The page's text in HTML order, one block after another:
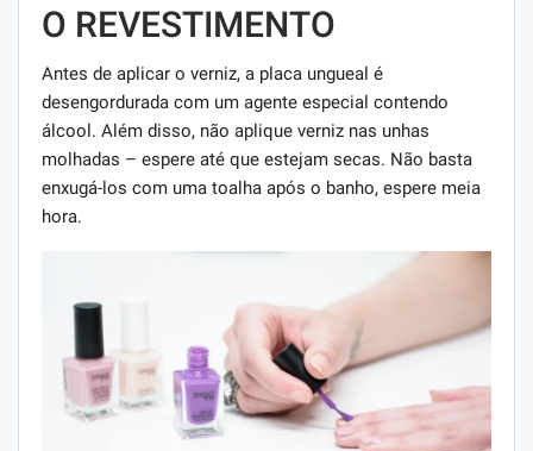
O REVESTIMENTO
Antes de aplicar o verniz, a placa ungueal é
desengordurada com um agente especial contendo
álcool. Além disso, não aplique verniz nas unhas
molhadas – espere até que estejam secas. Não basta
enxugá-los com uma toalha após o banho, espere meia
hora.